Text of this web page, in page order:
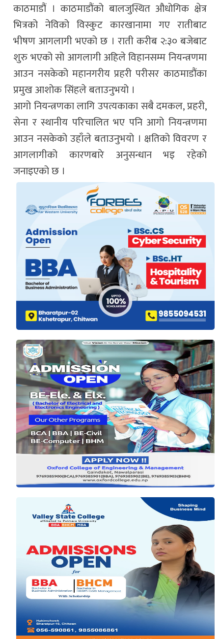
काठमाडौं । काठमाडौंको बालजुस्थित औधोगिक क्षेत्र
भित्रको नेविको विस्कुट कारखानामा गए रातीबाट
भीषण आगलागी भएको छ । राती करीब २:३० बजेबाट
शुरु भएको सो आगलागी अहिले विहानसम्म नियन्त्रणमा
आउन नसकेको महानगरीय प्रहरी परीसर काठमाडौंका
प्रमुख आशोक सिंहले बताउनुभयो ।
आगो नियन्त्रणका लागि उपत्यकाका सबै दमकल, प्रहरी,
सेना र स्थानीय परिचालित भए पनि आगो नियन्त्रणमा
आउन नसकेको उहाँले बताउनुभयो । क्षतिको विवरण र
आगलागीको कारणबारे अनुसन्धान भइ रहेको
जनाइएको छ ।